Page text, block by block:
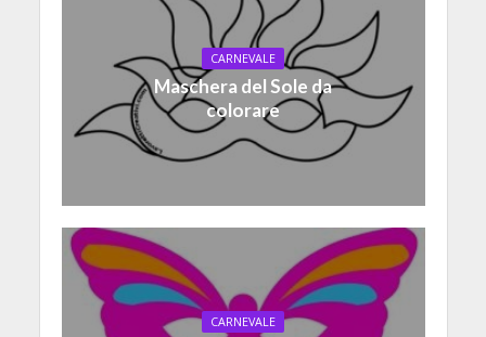
CARNEVALE
Maschera del Sole da
colorare
CARNEVALE